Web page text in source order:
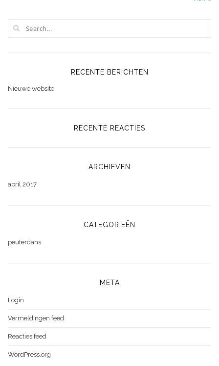
RECENTE BERICHTEN
Nieuwe website
RECENTE REACTIES
ARCHIEVEN
april 2017
CATEGORIEËN
peuterdans
META
Login
Vermeldingen feed
Reacties feed
WordPress.org